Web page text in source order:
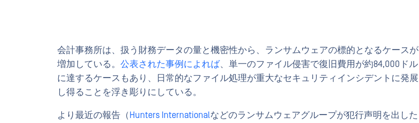
会計事務所は、扱う財務データの量と機密性から、ランサムウェアの標的となるケースが
増加している。 公表された事例によれば、単一のファイル侵害で復旧費用が約84,000ドル
に達するケースもあり、日常的なファイル処理が重大なセキュリティインシデントに発展
し得ることを浮き彫りにしている。
より最近の報告（Hunters Internationalなどのランサムウェアグループが犯行声明を出した